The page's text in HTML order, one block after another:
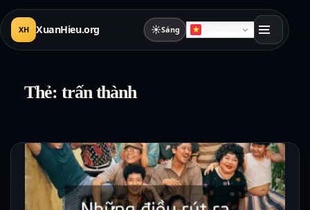
XH XuanHieu.org ☀Sáng
Thẻ: trấn thành